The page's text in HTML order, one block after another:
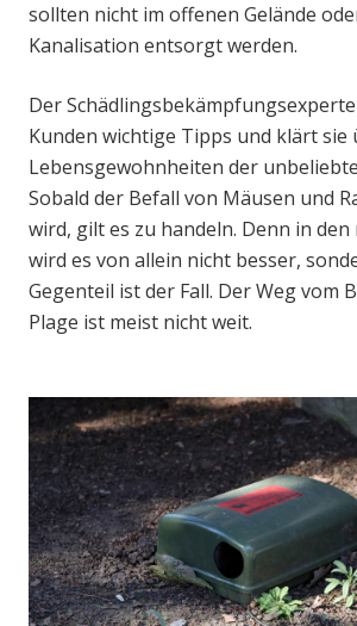
sollten nicht im offenen Gelände
Kanalisation entsorgt werden.
Der
Kunden wichtige Tipps und klärt sie
Lebensgewohnheiten der
Sobald der Befall von Mäusen und
wird, gilt es zu handeln. Denn in den
wird es von allein nicht besser,
Gegenteil ist der Fall. Der Weg vom
Plage ist meist nicht weit.